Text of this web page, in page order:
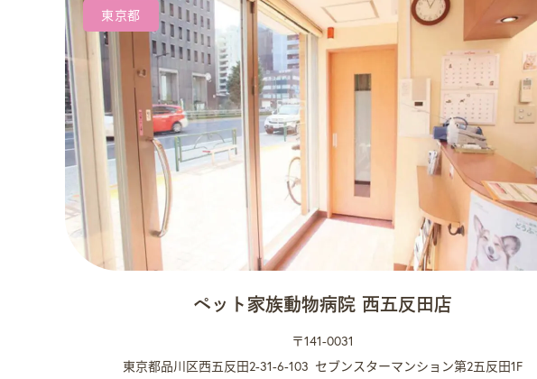
東京都
ペット家族動物病院 西五反田店
〒141-0031
東京都品川区西五反田2-31-6-103 セブンスターマンション第2五反田1F